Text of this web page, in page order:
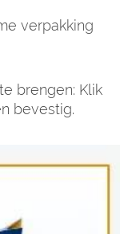
verpakking
brengen: Klik
bevestig.